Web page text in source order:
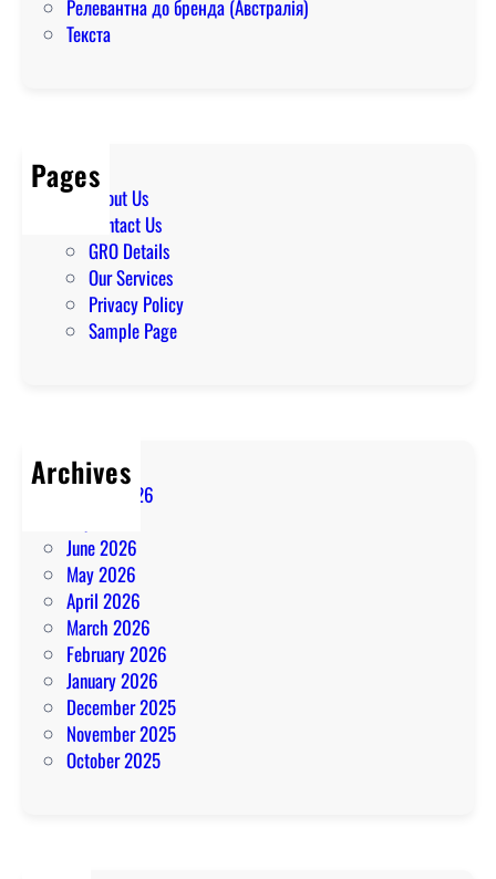
Релевантна до бренда (Австралія)
Текста
Pages
About Us
Contact Us
GRO Details
Our Services
Privacy Policy
Sample Page
Archives
August 2026
June 2026
May 2026
April 2026
March 2026
February 2026
January 2026
December 2025
November 2025
October 2025